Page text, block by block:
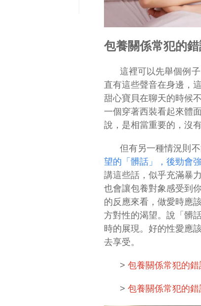
包養關係常犯的
這裡可以先舉個例
直有這些聲音在身邊，
甜心寶貝在聊天的時候
一個穿著西裝看起來體
說，是相當重要的，沒
但有另一種情況則
望的「髒話」，後勁會
講這些話，似乎充滿暴
也會讓包養對象感受到
的反應來看，做愛時應
方對性的渴望。說「髒
時的展現。好的性愛應
去享受。
> 包養關係常犯的
> 包養關係常犯的